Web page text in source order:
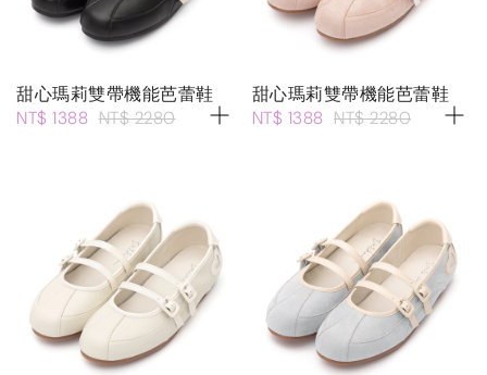
甜心瑪莉雙帶機能芭蕾鞋
NT$ 1388 NT$ 2280
甜心瑪莉雙帶機能芭蕾鞋
NT$ 1388 NT$ 2280